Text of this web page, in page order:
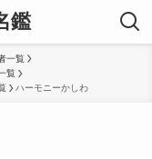
鑑
一覧
覧
ハーモニーかしわ